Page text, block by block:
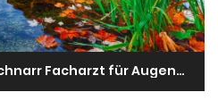
Dr.med. Klaus-Dieter Schnarr Facharzt für Augenheilkunde